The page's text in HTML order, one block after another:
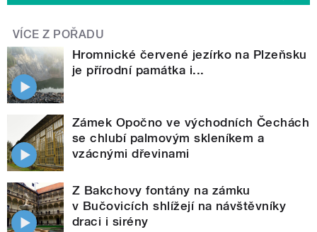
VÍCE Z POŘADU
Hromnické červené jezírko na Plzeňsku
je přírodní památka i...
Zámek Opočno ve východních Čechách
se chlubí palmovým skleníkem a
vzácnými dřevinami
Z Bakchovy fontány na zámku
v Bučovicích shlížejí na návštěvníky
draci i sirény